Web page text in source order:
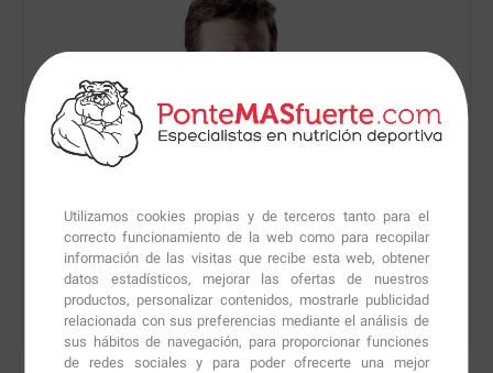
Utilizamos cookies propias y de terceros tanto para el
correcto funcionamiento de la web como para recopilar
información de las visitas que recibe esta web, obtener
datos estadísticos, mejorar las ofertas de nuestros
productos, personalizar contenidos, mostrarle publicidad
relacionada con sus preferencias mediante el análisis de
sus hábitos de navegación, para proporcionar funciones
de redes sociales y para poder ofrecerte una mejor